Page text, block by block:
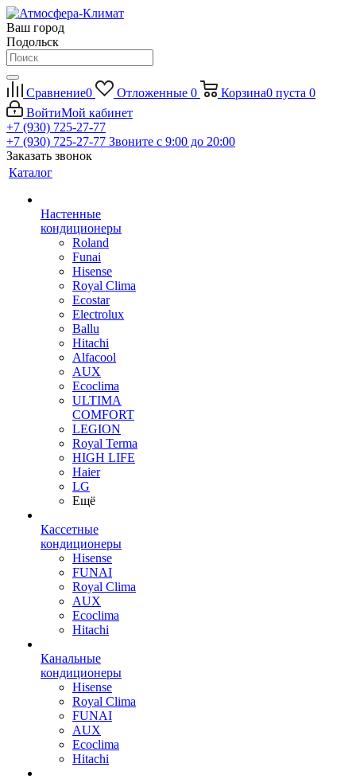
Ваш город
Подольск
Сравнение0 Отложенные 0 Корзина0 пуста 0
ВойтиМой кабинет
+7 (930) 725-27-77
+7 (930) 725-27-77 Звоните с 9:00 до 20:00
Заказать звонок
Каталог
Настенные
кондиционеры
Roland
Funai
Hisense
Royal Clima
Ecostar
Electrolux
Ballu
Hitachi
Alfacool
AUX
Ecoclima
ULTIMA
COMFORT
LEGION
Royal Terma
HIGH LIFE
Haier
LG
Ещё
Кассетные
кондиционеры
Hisense
FUNAI
Royal Clima
AUX
Ecoclima
Hitachi
Канальные
кондиционеры
Hisense
Royal Clima
FUNAI
AUX
Ecoclima
Hitachi